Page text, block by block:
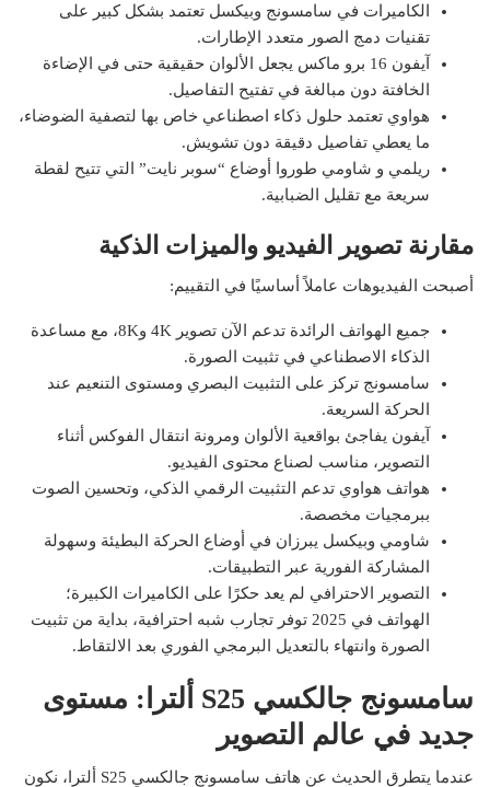
الكاميرات في سامسونج وبيكسل تعتمد بشكل كبير على
تقنيات دمج الصور متعدد الإطارات.
آيفون 16 برو ماكس يجعل الألوان حقيقية حتى في الإضاءة
الخافتة دون مبالغة في تفتيح التفاصيل.
هواوي تعتمد حلول ذكاء اصطناعي خاص بها لتصفية الضوضاء،
ما يعطي تفاصيل دقيقة دون تشويش.
ريلمي و شاومي طوروا أوضاع “سوبر نايت” التي تتيح لقطة
سريعة مع تقليل الضبابية.
مقارنة تصوير الفيديو والميزات الذكية
أصبحت الفيديوهات عاملاً أساسيًا في التقييم:
جميع الهواتف الرائدة تدعم الآن تصوير 4K و8K، مع مساعدة
الذكاء الاصطناعي في تثبيت الصورة.
سامسونج تركز على التثبيت البصري ومستوى التنعيم عند
الحركة السريعة.
آيفون يفاجئ بواقعية الألوان ومرونة انتقال الفوكس أثناء
التصوير، مناسب لصناع محتوى الفيديو.
هواتف هواوي تدعم التثبيت الرقمي الذكي، وتحسين الصوت
ببرمجيات مخصصة.
شاومي وبيكسل يبرزان في أوضاع الحركة البطيئة وسهولة
المشاركة الفورية عبر التطبيقات.
التصوير الاحترافي لم يعد حكرًا على الكاميرات الكبيرة؛
الهواتف في 2025 توفر تجارب شبه احترافية، بداية من تثبيت
الصورة وانتهاء بالتعديل البرمجي الفوري بعد الالتقاط.
سامسونج جالكسي S25 ألترا: مستوى
جديد في عالم التصوير
عندما يتطرق الحديث عن هاتف سامسونج جالكسي S25 ألترا، نكون